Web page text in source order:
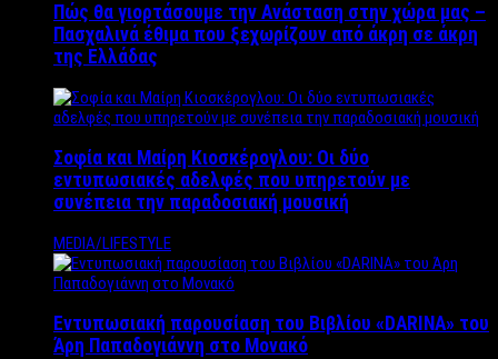
Πώς θα γιορτάσουμε την Ανάσταση στην χώρα μας –
Πασχαλινά έθιμα που ξεχωρίζουν από άκρη σε άκρη
της Ελλάδας
Σοφία και Μαίρη Κιοσκέρογλου: Οι δύο
εντυπωσιακές αδελφές που υπηρετούν με
συνέπεια την παραδοσιακή μουσική
MEDIA/LIFESTYLE
Εντυπωσιακή παρουσίαση του Βιβλίου «DARINA» του
Άρη Παπαδογιάννη στο Μονακό